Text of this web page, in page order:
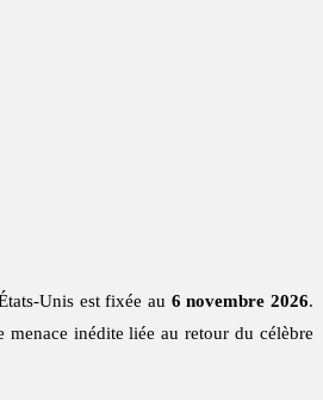
Unis est fixée au 6 novembre 2026.
inédite liée au retour du célèbre